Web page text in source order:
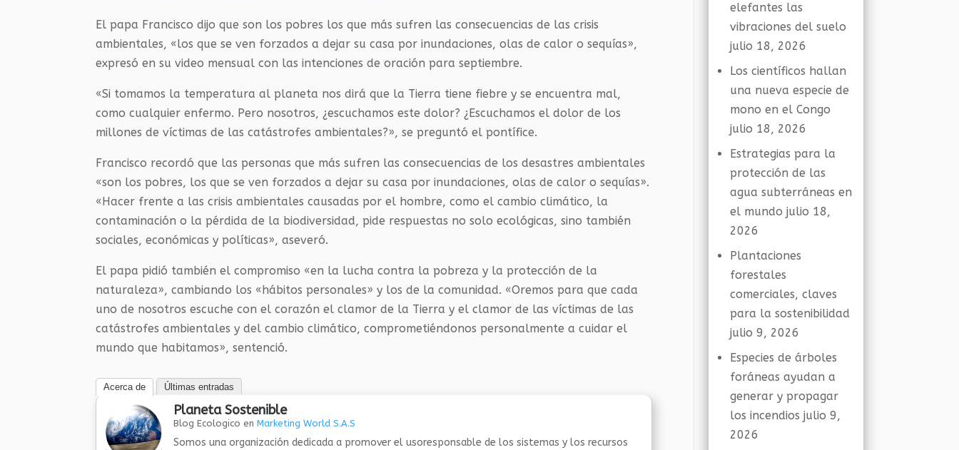
El papa Francisco dijo que son los pobres los que más sufren las consecuencias de las crisis
ambientales, «los que se ven forzados a dejar su casa por inundaciones, olas de calor o sequías»,
expresó en su video mensual con las intenciones de oración para septiembre.
«Si tomamos la temperatura al planeta nos dirá que la Tierra tiene fiebre y se encuentra mal,
como cualquier enfermo. Pero nosotros, ¿escuchamos este dolor? ¿Escuchamos el dolor de los
millones de víctimas de las catástrofes ambientales?», se preguntó el pontífice.
Francisco recordó que las personas que más sufren las consecuencias de los desastres ambientales
«son los pobres, los que se ven forzados a dejar su casa por inundaciones, olas de calor o sequías».
«Hacer frente a las crisis ambientales causadas por el hombre, como el cambio climático, la
contaminación o la pérdida de la biodiversidad, pide respuestas no solo ecológicas, sino también
sociales, económicas y políticas», aseveró.
El papa pidió también el compromiso «en la lucha contra la pobreza y la protección de la
naturaleza», cambiando los «hábitos personales» y los de la comunidad. «Oremos para que cada
uno de nosotros escuche con el corazón el clamor de la Tierra y el clamor de las víctimas de las
catástrofes ambientales y del cambio climático, comprometiéndonos personalmente a cuidar el
mundo que habitamos», sentenció.
Acerca de Últimas entradas
Planeta Sostenible
Blog Ecologico enMarketing World S.A.S
Somos una organización dedicada a promover el usoresponsable de los sistemas y los recursos
elefantes las
vibraciones del suelo
julio 18, 2026
Los científicos hallan
una nueva especie de
mono en el Congo
julio 18, 2026
Estrategias para la
protección de las
agua subterráneas en
el mundo julio 18,
2026
Plantaciones
forestales
comerciales, claves
para la sostenibilidad
julio 9, 2026
Especies de árboles
foráneas ayudan a
generar y propagar
los incendios julio 9,
2026